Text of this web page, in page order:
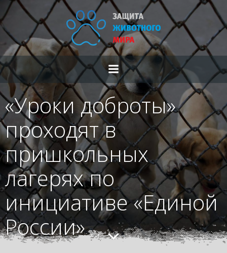
Перейти
к
содержимому
«Уроки доброты»
проходят в
пришкольных
лагерях по
инициативе «Единой
России»